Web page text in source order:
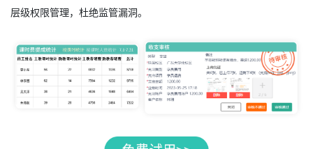
层级权限管理，杜绝监管漏洞。